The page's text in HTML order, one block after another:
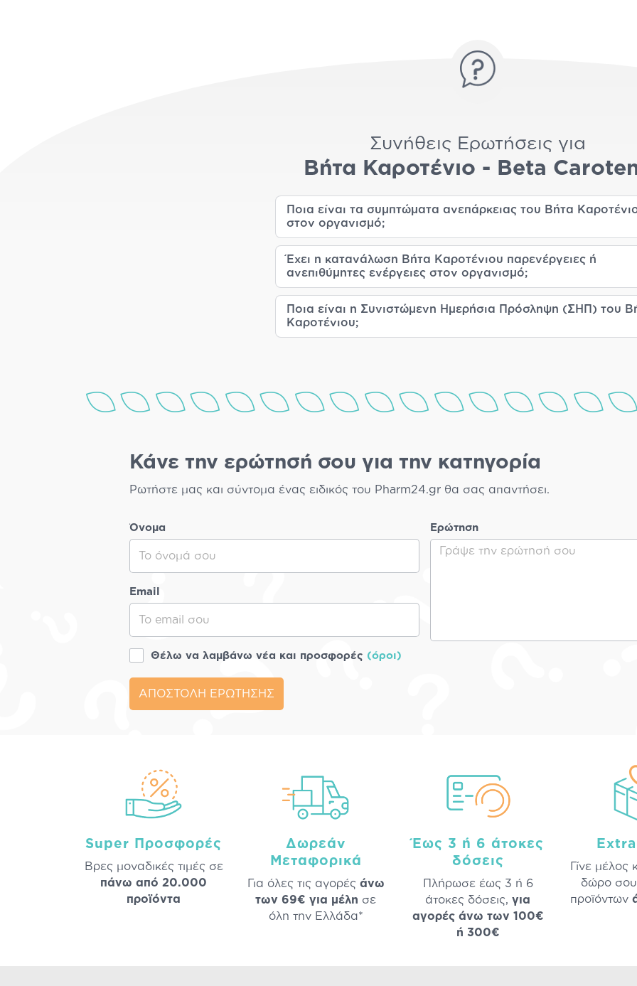
Συνήθεις Ερωτήσεις για
Βήτα Καροτένιο - Beta
Ποια είναι τα συμπτώματα ανεπάρκειας του Βήτα
στον οργανισμό;
Έχει η κατανάλωση Βήτα Καροτένιου παρενέργειες ή
ανεπιθύμητες ενέργειες στον οργανισμό;
Ποια είναι η Συνιστώμενη Ημερήσια Πρόσληψη (ΣΗΠ) του
Καροτένιου;
Κάνε την ερώτησή σου για την κατηγορία
Ρωτήστε μας και σύντομα ένας ειδικός του Pharm24.gr θα σας απαντήσει.
Όνομα
Email
Θέλω να λαμβάνω νέα και προσφορές (όροι)
Ερώτηση
ΑΠΟΣΤΟΛΗ ΕΡΩΤΗΣΗΣ
Super Προσφορές
Βρες μοναδικές τιμές σε
πάνω από 20.000
προϊόντα
Δωρεάν
Μεταφορικά
Για όλες τις αγορές άνω
των 69€ για μέλη σε
όλη την Ελλάδα*
Έως 3 ή 6 άτοκες
δόσεις
Πλήρωσε έως 3 ή 6
άτοκες δόσεις, για
αγορές άνω των 100€
ή 300€
Γίνε μέλος
δώρο
προϊόντων